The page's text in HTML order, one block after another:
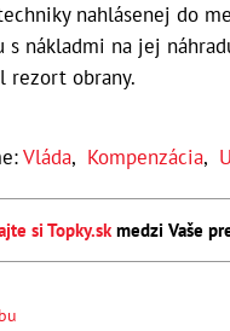
nahlásenej do
s nákladmi na jej
rezort obrany.
Vláda, Kompenzácia,
si Topky.skmedzi Vaše